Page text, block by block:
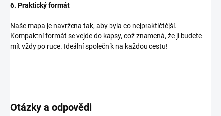
6. Praktický formát
Naše mapa je navržena tak, aby byla co nejpraktičtější.
Kompaktní formát se vejde do kapsy, což znamená, že ji budete
mít vždy po ruce. Ideální společník na každou cestu!
Otázky a odpovědi